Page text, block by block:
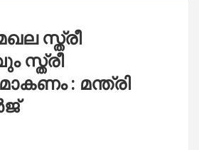
സ്ത്രീ
സ്ത്രീ
: മന്ത്രി